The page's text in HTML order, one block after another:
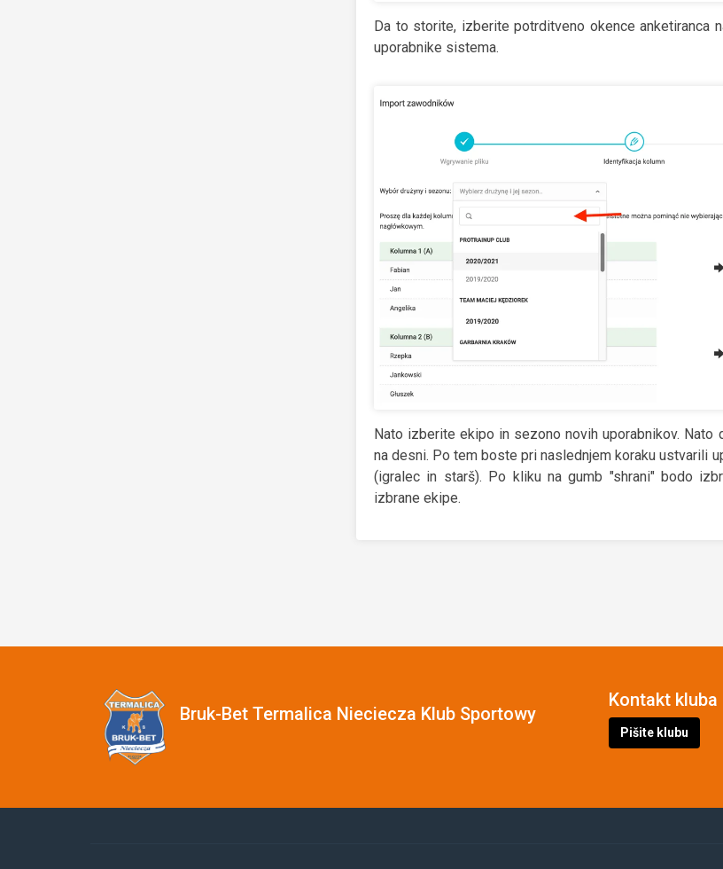
Da to storite, izberite potrditveno okence anketiranca
uporabnike sistema.
Nato izberite ekipo in sezono novih uporabnikov.
na desni. Po tem boste pri naslednjem koraku ustvarili
(igralec in starš). Po kliku na gumb "shrani" bodo
izbrane ekipe.
Bruk-Bet Termalica Nieciecza Klub Sportowy
Kontakt kluba
Pišite klubu